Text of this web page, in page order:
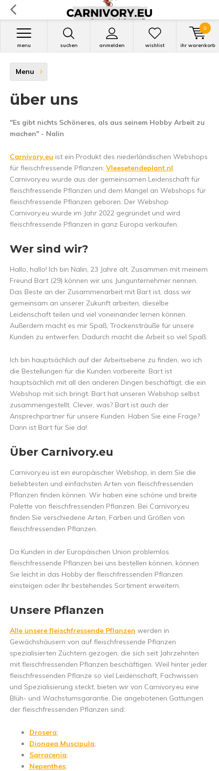
suchen anmelden
menu wishlist ihr warenkorb
0
Menu
über uns
"Es gibt nichts Schöneres, als aus seinem Hobby Arbeit zu
machen" - Nalin
Carnivory.eu ist ein Produkt des niederländischen Webshops
für fleischfressende Pflanzen: Vleesetendeplant.nl.
Carnivory.eu wurde aus der gemeinsamen Leidenschaft für
fleischfressende Pflanzen und dem Mangel an Webshops für
fleischfressende Pflanzen geboren. Der Webshop
Carnivory.eu wurde im Jahr 2022 gegründet und wird
fleischfressende Pflanzen in ganz Europa verkaufen.
Wer sind wir?
Hallo, hallo! Ich bin Nalin, 23 Jahre alt. Zusammen mit meinem
Freund Bart (29) können wir uns Jungunternehmer nennen.
Das Beste an der Zusammenarbeit mit Bart ist, dass wir
gemeinsam an unserer Zukunft arbeiten, dieselbe
Leidenschaft teilen und viel voneinander lernen können.
Außerdem macht es mir Spaß, Trockensträuße für unsere
Kunden zu entwerfen. Dadurch macht die Arbeit so viel Spaß.
Ich bin hauptsächlich auf der Arbeitsebene zu finden, wo ich
die Bestellungen für die Kunden vorbereite. Bart ist
hauptsächlich mit all den anderen Dingen beschäftigt, die ein
Webshop mit sich bringt. Bart hat unseren Webshop selbst
zusammengestellt. Clever, was? Bart ist auch der
Ansprechpartner für unsere Kunden. Haben Sie eine Frage?
Dann ist Bart für Sie da!
Über Carnivory.eu
Carnivory.eu ist ein europäischer Webshop, in dem Sie die
beliebtesten und einfachsten Arten von fleischfressenden
Pflanzen finden können. Wir haben eine schöne und breite
Palette von fleischfressenden Pflanzen. Bei Carnivory.eu
finden Sie verschiedene Arten, Farben und Größen von
fleischfressenden Pflanzen.
Da Kunden in der Europäischen Union problemlos
fleischfressende Pflanzen bei uns bestellen können, können
Sie leicht in das Hobby der fleischfressenden Pflanzen
einsteigen oder Ihr bestehendes Sortiment erweitern.
Unsere Pflanzen
Alle unsere fleischfressende Pflanzen werden in
Gewächshäusern von auf fleischfressende Pflanzen
spezialisierten Züchtern gezogen, die sich seit Jahrzehnten
mit fleischfressenden Pflanzen beschäftigen. Weil hinter jeder
fleischfressenden Pflanze so viel Leidenschaft, Fachwissen
und Spezialisierung steckt, bieten wir von Carnivory.eu eine
Blüh- und Wachstumsgarantie. Die angebotenen Gattungen
der fleischfressenden Pflanzen sind:
Drosera;
Dionaea Muscipula;
Sarracenia;
Nepenthes;